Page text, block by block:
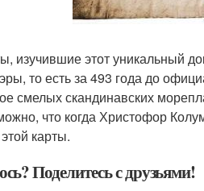
изучившие этот уникальный
то есть за 493 года до
смелых скандинавских
что когда Христофор
карты.
Поделитесь с друзьями!